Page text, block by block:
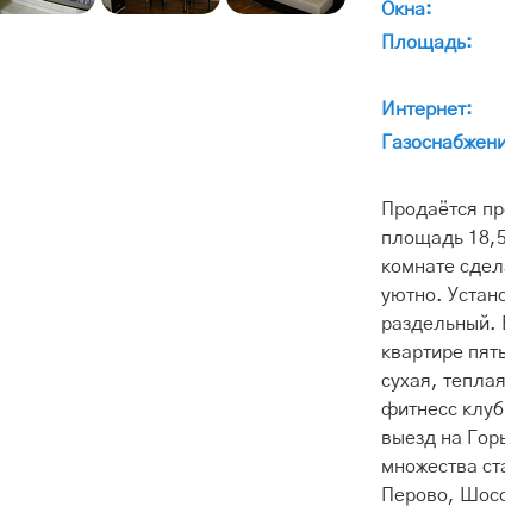
Окна:
Площадь:
Интернет:
Продаётся
площадь
комнате
уютно.
раздельный.
квартире
сухая,
фитнесс
выезд на
множества
Перово,